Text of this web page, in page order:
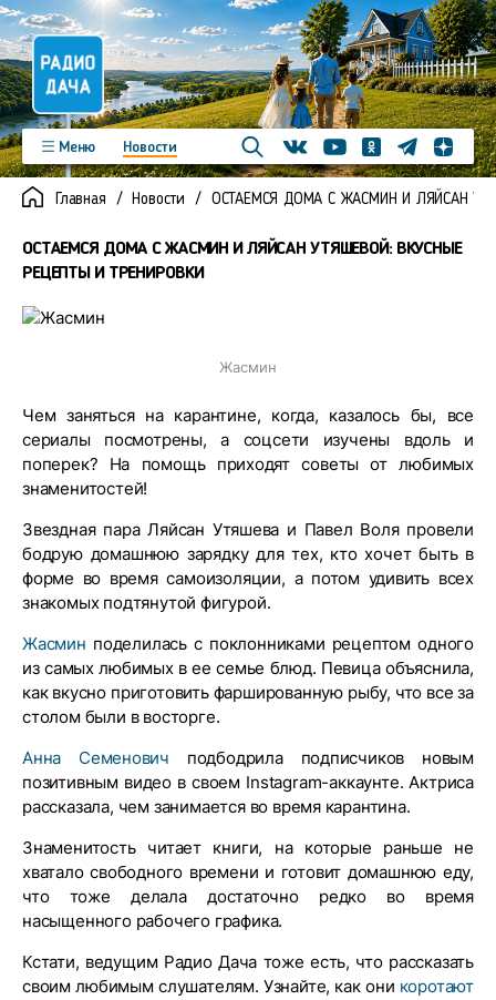
Меню
Новости
Программы
Подкасты
Новинки
Фото
Видео
ВконтактеYoutubeОдноклассники
ТелеграмЯндекс
Главная Новости ОСТАЕМСЯ ДОМА С ЖАСМИН И ЛЯЙСАН
ОСТАЕМСЯ ДОМА С ЖАСМИН И ЛЯЙСАН УТЯШЕВОЙ: ВКУСНЫЕ
РЕЦЕПТЫ И ТРЕНИРОВКИ
Жасмин
Чем заняться на карантине, когда, казалось бы, все
сериалы посмотрены, а соцсети изучены вдоль и
поперек? На помощь приходят советы от любимых
знаменитостей!
Звездная пара Ляйсан Утяшева и Павел Воля провели
бодрую домашнюю зарядку для тех, кто хочет быть в
форме во время самоизоляции, а потом удивить всех
знакомых подтянутой фигурой.
Жасмин поделилась с поклонниками рецептом одного
из самых любимых в ее семье блюд. Певица объяснила,
как вкусно приготовить фаршированную рыбу, что все за
столом были в восторге.
Анна Семенович подбодрила подписчиков новым
позитивным видео в своем Instagram-аккаунте. Актриса
рассказала, чем занимается во время карантина.
Знаменитость читает книги, на которые раньше не
хватало свободного времени и готовит домашнюю еду,
что тоже делала достаточно редко во время
насыщенного рабочего графика.
Кстати, ведущим Радио Дача тоже есть, что рассказать
своим любимым слушателям. Узнайте, как они коротают